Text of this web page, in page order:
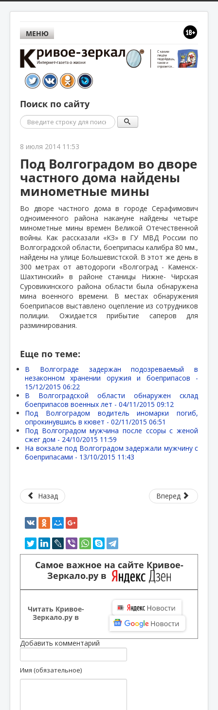
МЕНЮ
Поиск по сайту
Поиск
8 июля 2014 11:53
Под Волгоградом во дворе
частного дома найдены
минометные мины
Во дворе частного дома в городе Серафимович
одноименного района накануне найдены четыре
минометные мины времен Великой Отечественной
войны. Как рассказали «КЗ» в ГУ МВД России по
Волгоградской области, боеприпасы калибра 80 мм.,
найдены на улице Большевистской. В этот же день в
300 метрах от автодороги «Волгоград - Каменск-
Шахтинский» в районе станицы Нижне- Чирская
Суровикинского района области была обнаружена
мина военного времени. В местах обнаружения
боеприпасов выставлено оцепление из сотрудников
полиции. Ожидается прибытие саперов для
разминирования.
Еще по теме:
В Волгограде задержан подозреваемый в
незаконном хранении оружия и боеприпасов -
15/12/2015 06:22
В Волгоградской области обнаружен склад
боеприпасов военных лет - 04/11/2015 09:12
Под Волгоградом водитель иномарки погиб,
опрокинувшись в кювет - 02/11/2015 06:51
Под Волгоградом мужчина после ссоры с женой
сжег дом - 24/10/2015 11:59
На вокзале под Волгоградом задержали мужчину с
боеприпасами - 13/10/2015 11:43
Назад Вперед
Самое важное на сайте Кривое-
Зеркало.ру в
Читать Кривое-
Зеркало.ру в
Добавить комментарий
Имя (обязательное)